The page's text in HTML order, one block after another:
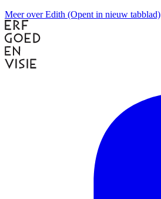
Meer over Edith (Opent in nieuw tabblad)